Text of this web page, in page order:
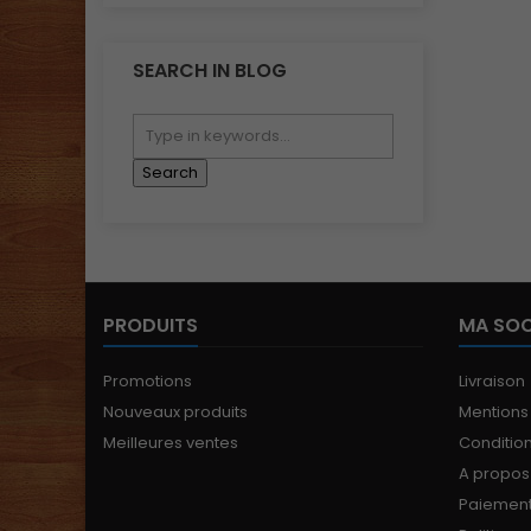
SEARCH IN BLOG
PRODUITS
Promotions
Nouveaux produits
Meilleures ventes
MA
Livraison
A propos